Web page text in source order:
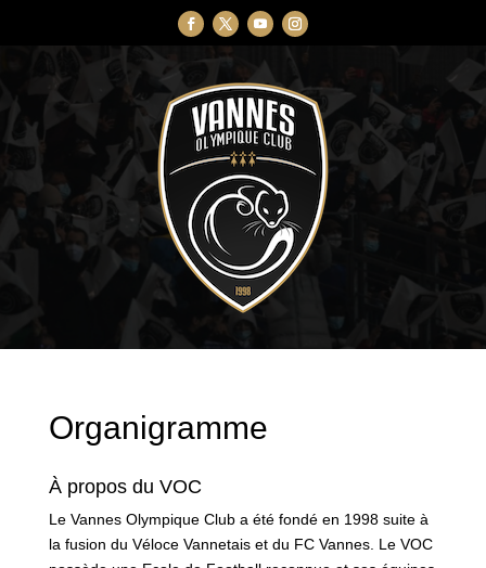
Organigramme
À propos du VOC
Le Vannes Olympique Club a été fondé en 1998 suite à
la fusion du Véloce Vannetais et du FC Vannes. Le VOC